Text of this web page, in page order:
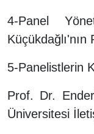
4-Panel
5-Panelistlerin
Prof. Dr.
Üniversitesi